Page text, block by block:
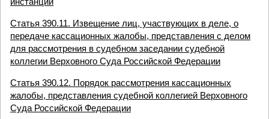
Статья 390.11. Извещение лиц, участвующих в деле, о
передаче кассационных жалобы, представления с делом
для рассмотрения в судебном заседании судебной
коллегии Верховного Суда Российской Федерации
Статья 390.12. Порядок рассмотрения кассационных
жалобы, представления судебной коллегией Верховного
Суда Российской Федерации